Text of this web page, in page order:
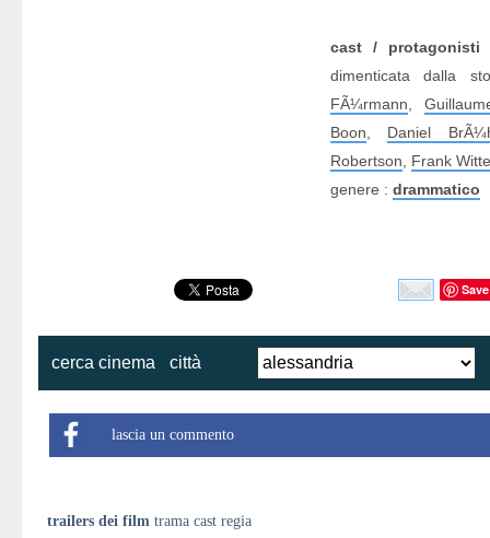
cast / protagonisti
dimenticata dalla
FÃ¼rmann
Boon
Daniel
Robertson
Frank
genere : drammatico
Save
cerca cinema città
lascia un commento
trailers dei film trama cast regia